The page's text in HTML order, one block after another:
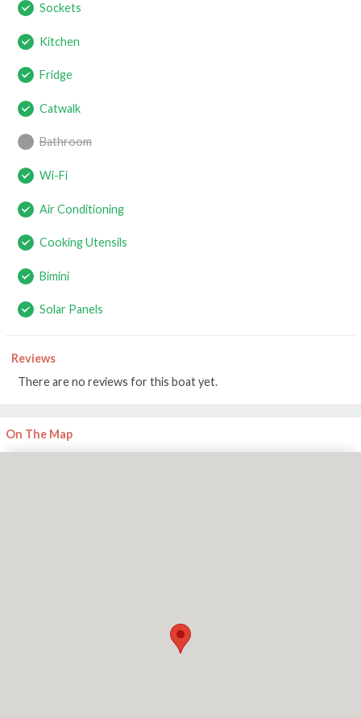
Sockets
Kitchen
Fridge
Catwalk
Bathroom
Wi-Fi
Air Conditioning
Cooking Utensils
Bimini
Solar Panels
Reviews
There are no reviews for this boat yet.
On The Map